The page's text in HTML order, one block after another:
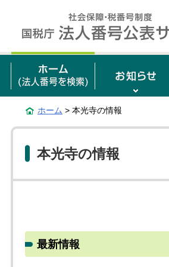
ホーム > 本光寺の情報
本光寺の情報
最新情報